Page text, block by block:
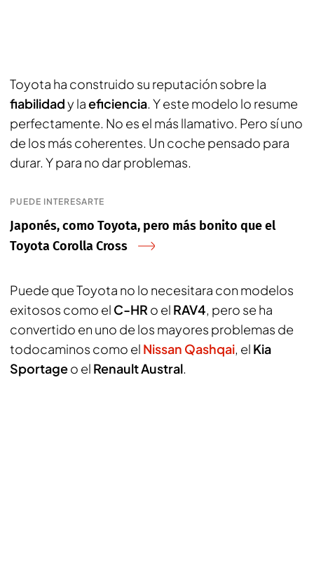
Toyota ha construido su reputación sobre la
fiabilidady laeficiencia. Y este modelo lo resume
perfectamente. No es el más llamativo. Pero sí uno
de los más coherentes. Un coche pensado para
durar. Y para no dar problemas.
PUEDE INTERESARTE
Japonés, como Toyota, pero más bonito que el
Toyota Corolla Cross
Puede que Toyota no lo necesitara con modelos
exitosos como el C-HR o el RAV4, pero se ha
convertido en uno de los mayores problemas de
todocaminos como el Nissan Qashqai, el Kia
Sportageo el Renault Austral.